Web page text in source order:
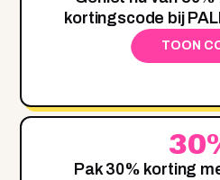
kortingscode bij
TOON
Pak 30% korting